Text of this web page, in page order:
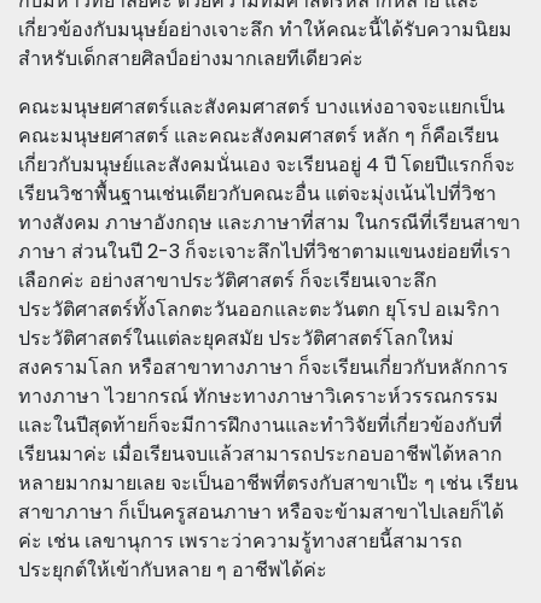
เกี่ยวข้องกับมนุษย์อย่างเจาะลึก ทำให้คณะนี้ได้รับความนิยม
สำหรับเด็กสายศิลป์อย่างมากเลยทีเดียวค่ะ
คณะมนุษยศาสตร์และสังคมศาสตร์ บางแห่งอาจจะแยกเป็น
คณะมนุษยศาสตร์ และคณะสังคมศาสตร์ หลัก ๆ ก็คือเรียน
เกี่ยวกับมนุษย์และสังคมนั่นเอง จะเรียนอยู่ 4 ปี โดยปีแรกก็จะ
เรียนวิชาพื้นฐานเช่นเดียวกับคณะอื่น แต่จะมุ่งเน้นไปที่วิชา
ทางสังคม ภาษาอังกฤษ และภาษาที่สาม ในกรณีที่เรียนสาขา
ภาษา ส่วนในปี 2-3 ก็จะเจาะลึกไปที่วิชาตามแขนงย่อยที่เรา
เลือกค่ะ อย่างสาขาประวัติศาสตร์ ก็จะเรียนเจาะลึก
ประวัติศาสตร์ทั้งโลกตะวันออกและตะวันตก ยุโรป อเมริกา
ประวัติศาสตร์ในแต่ละยุคสมัย ประวัติศาสตร์โลกใหม่
สงครามโลก หรือสาขาทางภาษา ก็จะเรียนเกี่ยวกับหลักการ
ทางภาษา ไวยากรณ์ ทักษะทางภาษาวิเคราะห์วรรณกรรม
และในปีสุดท้ายก็จะมีการฝึกงานและทำวิจัยที่เกี่ยวข้องกับที่
เรียนมาค่ะ เมื่อเรียนจบแล้วสามารถประกอบอาชีพได้หลาก
หลายมากมายเลย จะเป็นอาชีพที่ตรงกับสาขาเป๊ะ ๆ เช่น เรียน
สาขาภาษา ก็เป็นครูสอนภาษา หรือจะข้ามสาขาไปเลยก็ได้
ค่ะ เช่น เลขานุการ เพราะว่าความรู้ทางสายนี้สามารถ
ประยุกต์ให้เข้ากับหลาย ๆ อาชีพได้ค่ะ